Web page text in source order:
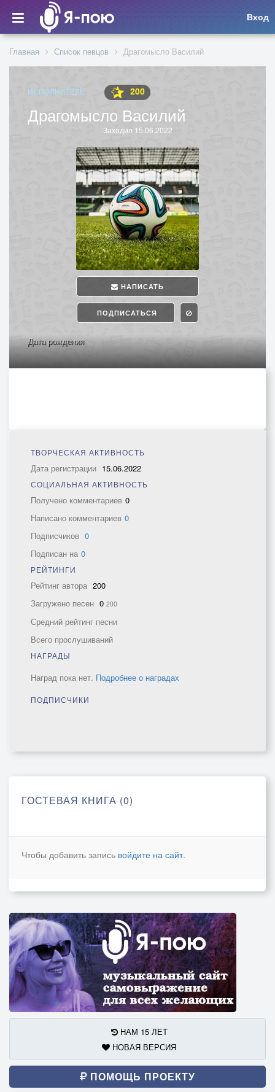
Вход
Главная Список певцов Драгомысло Василий
ИСПОЛНИТЕЛЬ 200
Драгомысло Василий
Заходил 15.06.2022
НАПИСАТЬ
ПОДПИСАТЬСЯ
Дата рождения
ТВОРЧЕСКАЯ АКТИВНОСТЬ
Дата регистрации 15.06.2022
СОЦИАЛЬНАЯ АКТИВНОСТЬ
Получено комментариев 0
Написано комментариев 0
Подписчиков 0
Подписан на 0
РЕЙТИНГИ
Рейтинг автора 200
Загружено песен 0 200
Средний рейтинг песни
Всего прослушиваний
НАГРАДЫ
Наград пока нет. Подробнее о наградах
ПОДПИСЧИКИ
ГОСТЕВАЯ КНИГА (0)
Чтобы добавить запись войдите на сайт.
НАМ 15 ЛЕТ
НОВАЯ ВЕРСИЯ
ПОМОЩЬ ПРОЕКТУ